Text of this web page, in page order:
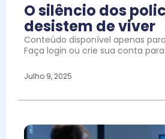
O silêncio dos
desistem de viver
Conteúdo disponível apenas
Faça login ou crie sua conta
Julho 9, 2025